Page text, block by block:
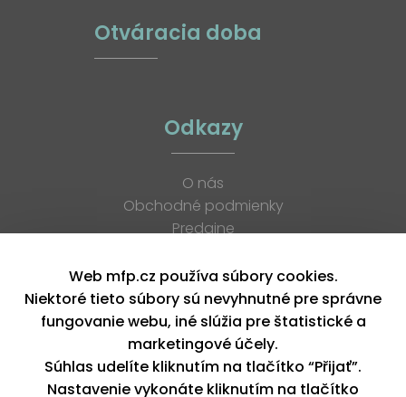
Otváracia doba
Odkazy
O nás
Obchodné podmienky
Predajne
K stiahnutiu
Blog
Kontakt
Kariéra
XML feed
Web mfp.cz používa súbory cookies.
Niektoré tieto súbory sú nevyhnutné pre správne
fungovanie webu, iné slúžia pre štatistické a
marketingové účely.
Súhlas udelíte kliknutím na tlačítko “Přijať”.
Nastavenie vykonáte kliknutím na tlačítko